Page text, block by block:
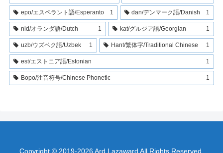
epo/エスペラント語/Esperanto 1 dan/デンマーク語/Danish 1
nld/オランダ語/Dutch 1 kat/グルジア語/Georgian 1
uzb/ウズベク語/Uzbek 1 Hant/繁体字/Traditional Chinese 1
est/エストニア語/Estonian 1
Bopo/注音符号/Chinese Phonetic 1
Copyright © 2019-2026 Ard Lazaward All Rights Reserved.